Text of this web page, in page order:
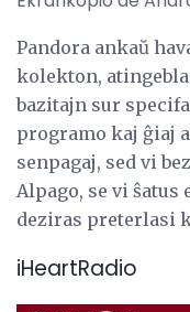
Pandora ankaŭ
kolekton,
bazitajn sur
programo kaj ĝiaj
senpagaj, sed vi
Alpago, se vi
deziras preterlasi
iHeartRadio